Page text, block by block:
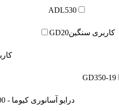
ADL530
کاربری سنگینGD20
GD350-19
درایو آسانوری کیوما - close loop